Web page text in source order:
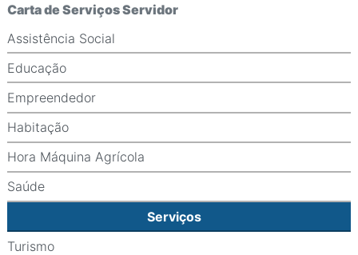
Carta de Serviços Servidor
Assistência Social
Educação
Empreendedor
Habitação
Hora Máquina Agrícola
Saúde
Serviços
Turismo